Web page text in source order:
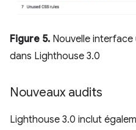
Figure 5. Nouvelle
dans Lighthouse 3.0
Nouveaux audits
Lighthouse 3.0 inclut